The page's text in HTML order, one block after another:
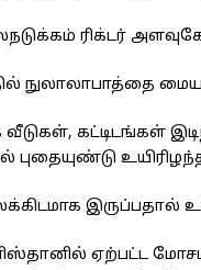
ரிக்டர்
நுலாலாபாத்தை
கட்டிடங்கள்
இருப்பதால்
ஏற்பட்ட